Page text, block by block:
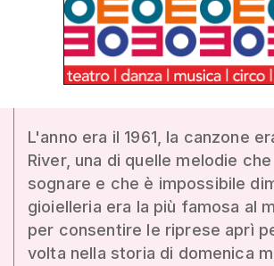
L'anno era il 1961, la canzone
River, una di quelle melodie
sognare e che è impossibile
gioielleria era la più famosa al
per consentire le riprese aprì
volta nella storia di domenica